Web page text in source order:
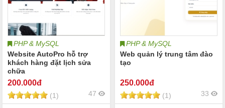
PHP & MySQL
Website AutoPro hỗ trợ
khách hàng đặt lịch sửa
chữa
200.000đ
(1) 47
PHP & MySQL
Web quản lý trung tâm đào
tạo
250.000đ
(1) 33